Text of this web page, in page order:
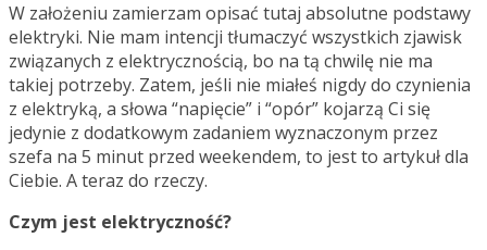
W założeniu zamierzam opisać tutaj absolutne podstawy
elektryki. Nie mam intencji tłumaczyć wszystkich zjawisk
związanych z elektrycznością, bo na tą chwilę nie ma
takiej potrzeby. Zatem, jeśli nie miałeś nigdy do czynienia
z elektryką, a słowa “napięcie” i “opór” kojarzą Ci się
jedynie z dodatkowym zadaniem wyznaczonym przez
szefa na 5 minut przed weekendem, to jest to artykuł dla
Ciebie. A teraz do rzeczy.
Czym jest elektryczność?